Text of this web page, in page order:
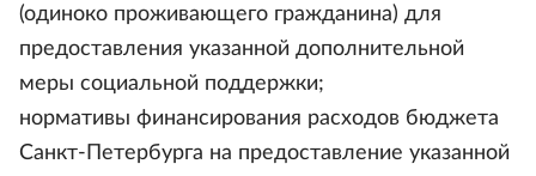
(одиноко проживающего гражданина) для
предоставления указанной дополнительной
меры социальной поддержки;
нормативы финансирования расходов бюджета
Санкт-Петербурга на предоставление указанной